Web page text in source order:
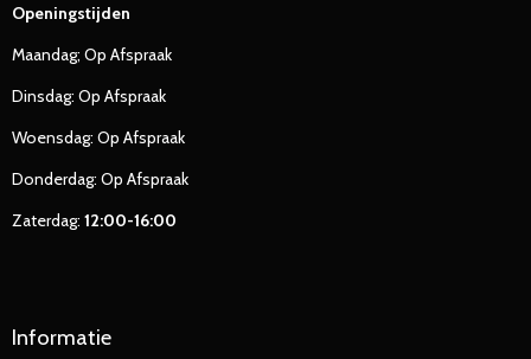
Openingstijden
Maandag; Op Afspraak
Dinsdag: Op Afspraak
Woensdag: Op Afspraak
Donderdag: Op Afspraak
Zaterdag: 12:00-16:00
Informatie